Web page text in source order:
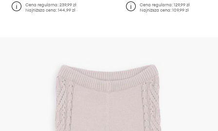
Cena regularna:239,99 zł
Najniższa cena:144,99 zł
Cena regularna: 129,99 zł
Najniższa cena: 109,99 zł